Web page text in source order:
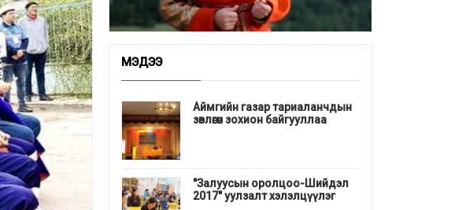
МЭДЭЭ
Аймгийн газар тариаланчдын
зөвлөгөөн зохион байгууллаа
"Залуусын оролцоо-Шийдэл
2017" уулзалт хэлэлцүүлэг